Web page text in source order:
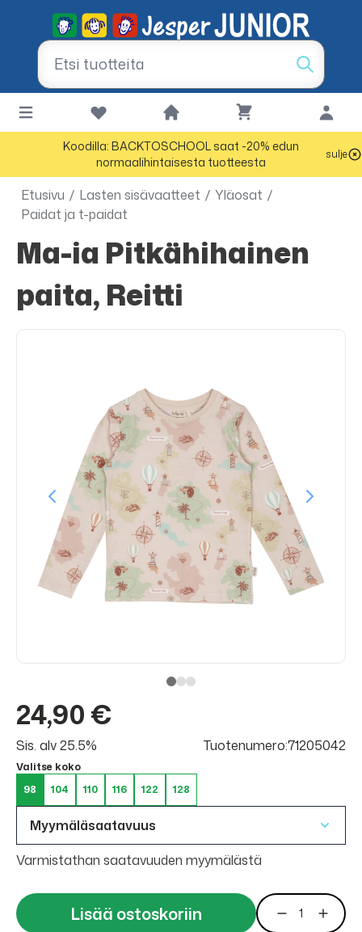
Koodilla: BACKTOSCHOOL saat -20% edun
normaalihintaisesta tuotteesta
sulje
Etusivu / Lasten sisävaatteet / Yläosat /
Paidat ja t-paidat
Ma-ia Pitkähihainen
paita, Reitti
24,90 €
Sis. alv 25.5% Tuotenumero:71205042
Valitse koko
98
104 110 116 122 128
Myymäläsaatavuus
Varmistathan saatavuuden myymälästä
Lisää ostoskoriin